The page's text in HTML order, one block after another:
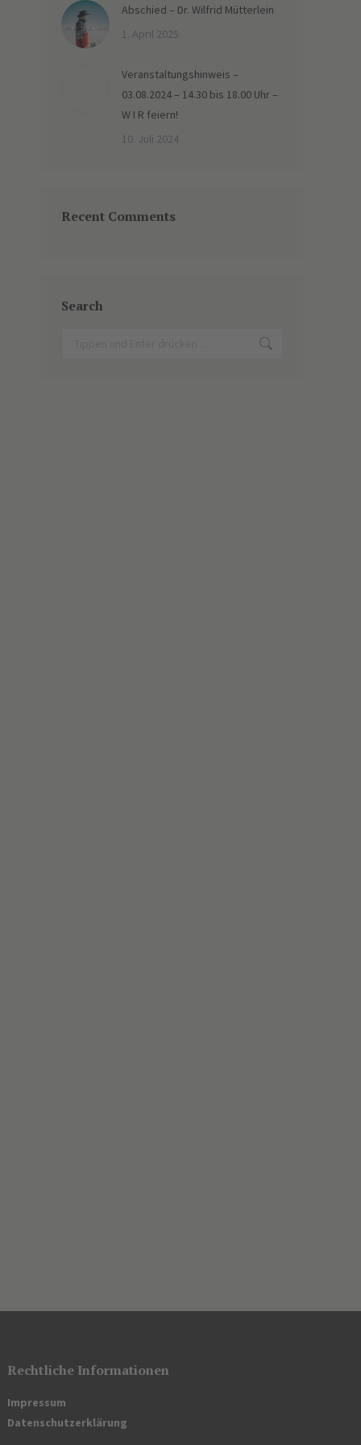
Abschied – Dr. Wilfrid Mütterlein
1. April 2025
Veranstaltungshinweis –
03.08.2024 – 14.30 bis 18.00 Uhr –
W I R feiern!
10. Juli 2024
Recent Comments
Search
Rechtliche Informationen
Impressum
Datenschutzerklärung